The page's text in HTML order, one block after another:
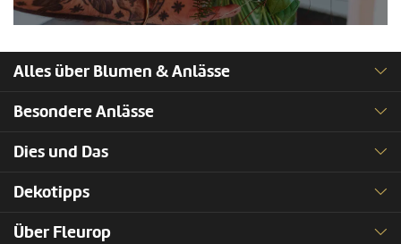
Alles über Blumen & Anlässe
Besondere Anlässe
Dies und Das
Dekotipps
Über Fleurop